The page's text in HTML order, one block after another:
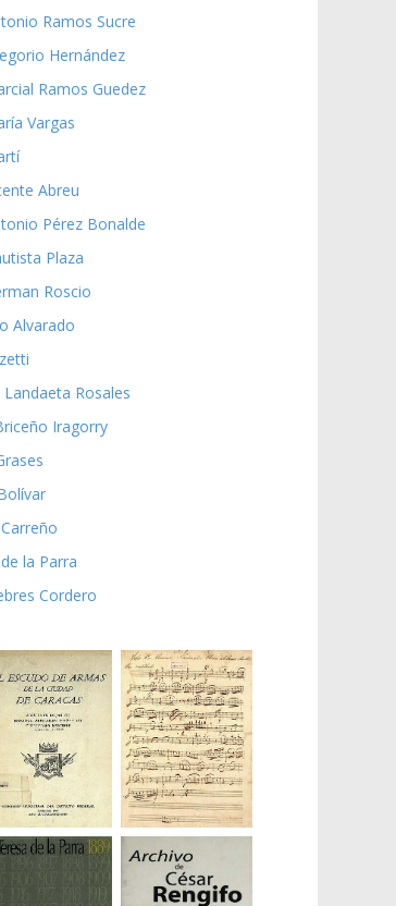
Ramos Sucre
Hernández
Ramos Guedez
Vargas
Abreu
Pérez Bonalde
Plaza
Roscio
Alvarado
Rosales
Iragorry
la Parra
Cordero